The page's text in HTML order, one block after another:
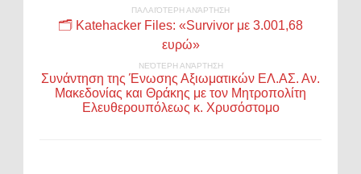
ΠΑΛΑΙΌΤΕΡΗ ΑΝΆΡΤΗΣΗ
🗂️ Katehacker Files: «Survivor με 3.001,68
ευρώ»
ΝΕΌΤΕΡΗ ΑΝΆΡΤΗΣΗ
Συνάντηση της Ένωσης Αξιωματικών ΕΛ.ΑΣ. Αν.
Μακεδονίας και Θράκης με τον Μητροπολίτη
Ελευθερουπόλεως κ. Χρυσόστομο